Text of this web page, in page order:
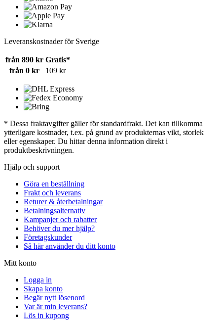
Leveranskostnader för Sverige
från 890 kr Gratis*
från 0 kr
109 kr
* Dessa fraktavgifter gäller för standardfrakt. Det kan tillkomma
ytterligare kostnader, t.ex. på grund av produkternas vikt, storlek
eller egenskaper. Du hittar denna information direkt i
produktbeskrivningen.
Hjälp och support
Göra en beställning
Frakt och leverans
Returer & återbetalningar
Betalningsalternativ
Kampanjer och rabatter
Behöver du mer hjälp?
Företagskunder
Så här använder du ditt konto
Mitt konto
Logga in
Skapa konto
Begär nytt lösenord
Var är min leverans?
Lös in kupong